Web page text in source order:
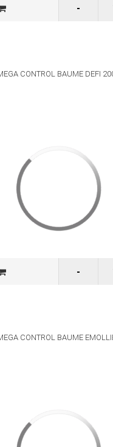
CONTROL BAUME DEFI
CONTROL BAUME